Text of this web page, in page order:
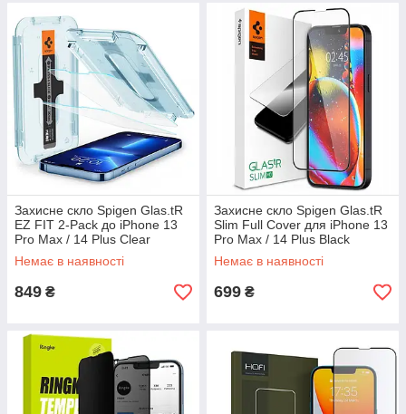
Захисне скло Spigen Glas.tR
EZ FIT 2-Pack до iPhone 13
Pro Max / 14 Plus Clear
(AGL03375)
Немає в наявності
849 ₴
Захисне скло Spigen Glas.tR
Slim Full Cover для iPhone 13
Pro Max / 14 Plus Black
(AGL03383)
Немає в наявності
699 ₴